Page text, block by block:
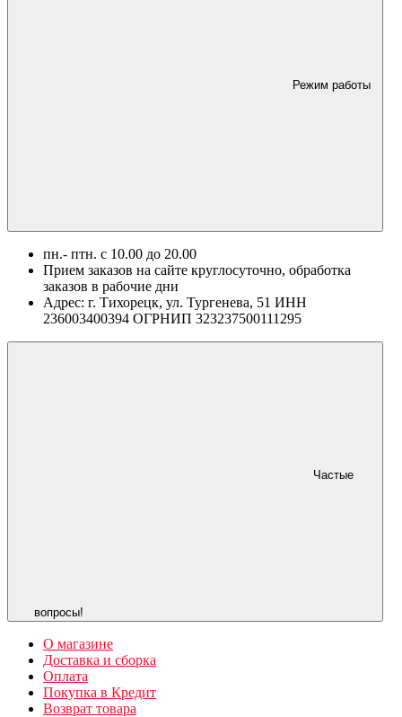
Режим работы
пн.- птн. c 10.00 до 20.00
Прием заказов на сайте круглосуточно, обработка
заказов в рабочие дни
Адрес: г. Тихорецк, ул. Тургенева, 51 ИНН
236003400394 ОГРНИП 323237500111295
Частые
вопросы!
О магазине
Доставка и сборка
Оплата
Покупка в Кредит
Возврат товара